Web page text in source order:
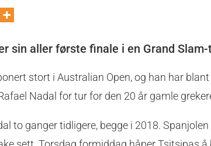
sin aller første finale i en Grand
stort i Australian Open, og han har
Nadal for tur for den 20 år gamle
to ganger tidligere, begge i 2018.